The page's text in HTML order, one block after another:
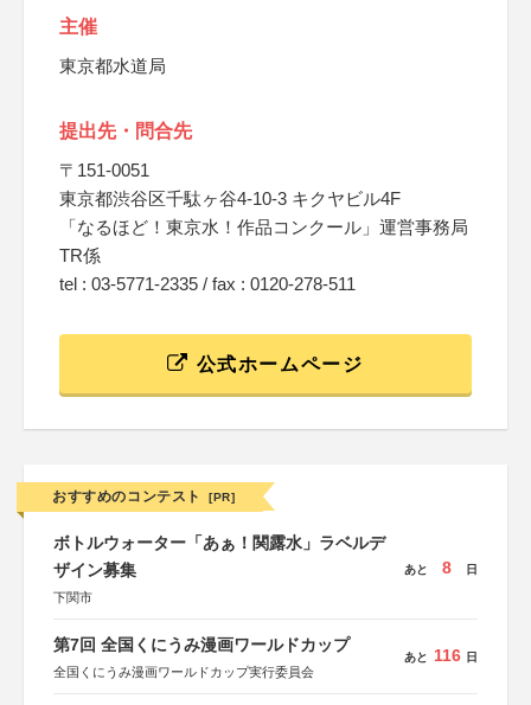
主催
東京都水道局
提出先・問合先
〒151-0051
東京都渋谷区千駄ヶ谷4-10-3 キクヤビル4F
「なるほど！東京水！作品コンクール」運営事務局
TR係
tel : 03-5771-2335 / fax : 0120-278-511
公式ホームページ
おすすめのコンテスト [PR]
ボトルウォーター「あぁ！関露水」ラベルデ
ザイン募集
下関市
あと 8 日
第7回 全国くにうみ漫画ワールドカップ
全国くにうみ漫画ワールドカップ実行委員会
あと 116 日